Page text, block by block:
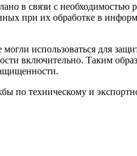
связи с необходимостью
при их обработке в
могли использоваться для
включительно. Таким
по техническому и